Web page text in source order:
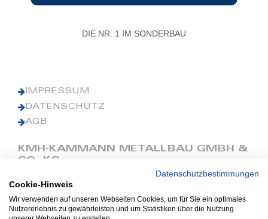
DIE NR. 1 IM SONDERBAU
IMPRESSUM
DATENSCHUTZ
AGB
KMH-KAMMANN METALLBAU GMBH &
CO. KG
Phone: +49 (0) 42 41 9390 0
Fax: +49 (0) 42 41 9390 90
E-Mail: office@kmh.net
Datenschutzbestimmungen
Cookie-Hinweis
Wir verwenden auf unseren Webseiten Cookies, um für Sie ein optimales
Nutzererlebnis zu gewährleisten und um Statistiken über die Nutzung